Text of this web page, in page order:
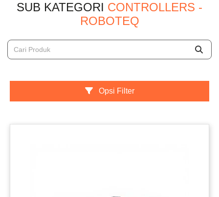
SUB KATEGORI CONTROLLERS -
ROBOTEQ
Opsi Filter